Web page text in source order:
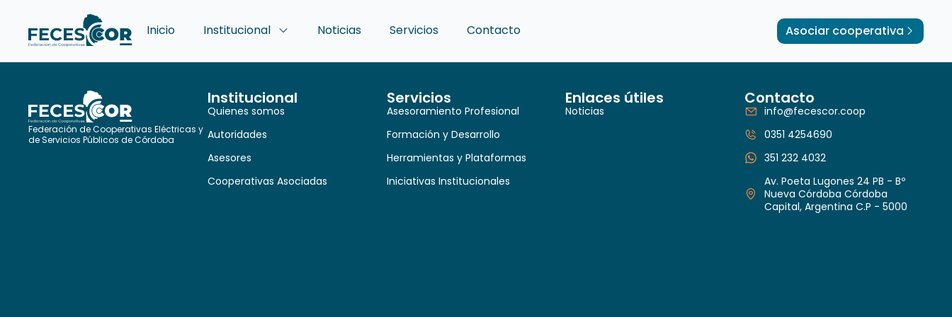
Inicio Institucional Noticias Servicios Contacto Asociar cooperativa
Federación de Cooperativas Eléctricas y
de Servicios Públicos de Córdoba
Institucional
Quienes somos
Autoridades
Asesores
Cooperativas Asociadas
Servicios
Asesoramiento Profesional
Formación y Desarrollo
Herramientas y Plataformas
Iniciativas Institucionales
Enlaces útiles
Noticias
Contacto
info@fecescor.coop
0351 4254690
351 232 4032
Av. Poeta Lugones 24 PB - Bº
Nueva Córdoba Córdoba
Capital, Argentina C.P - 5000